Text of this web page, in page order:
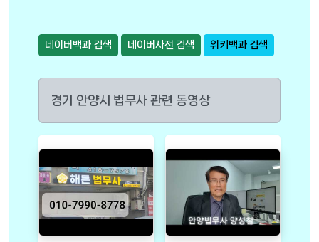
네이버백과 검색 네이버사전 검색 위키백과 검색
경기 안양시 법무사 관련 동영상